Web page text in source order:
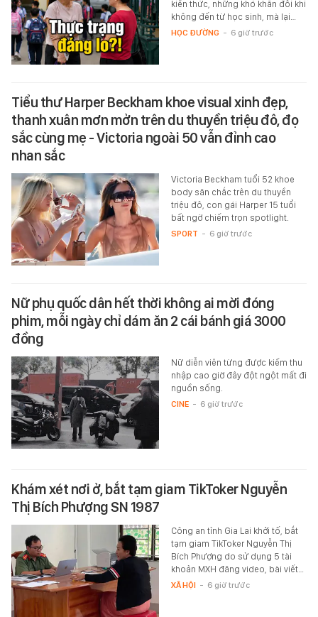
kiến thức, những khó khăn đôi khi
không đến từ học sinh, mà lại…
HỌC ĐƯỜNG - 6 giờ trước
Tiểu thư Harper Beckham khoe visual xinh đẹp,
thanh xuân mơn mởn trên du thuyền triệu đô, đọ
sắc cùng mẹ - Victoria ngoài 50 vẫn đỉnh cao
nhan sắc
Victoria Beckham tuổi 52 khoe
body săn chắc trên du thuyền
triệu đô, con gái Harper 15 tuổi
bất ngờ chiếm trọn spotlight.
SPORT - 6 giờ trước
Nữ phụ quốc dân hết thời không ai mời đóng
phim, mỗi ngày chỉ dám ăn 2 cái bánh giá 3000
đồng
Nữ diễn viên từng được kiếm thu
nhập cao giờ đây đột ngột mất đi
nguồn sống.
CINE - 6 giờ trước
Khám xét nơi ở, bắt tạm giam TikToker Nguyễn
Thị Bích Phượng SN 1987
Công an tỉnh Gia Lai khởi tố, bắt
tạm giam TikToker Nguyễn Thị
Bích Phượng do sử dụng 5 tài
khoản MXH đăng video, bài viết…
XÃ HỘI - 6 giờ trước